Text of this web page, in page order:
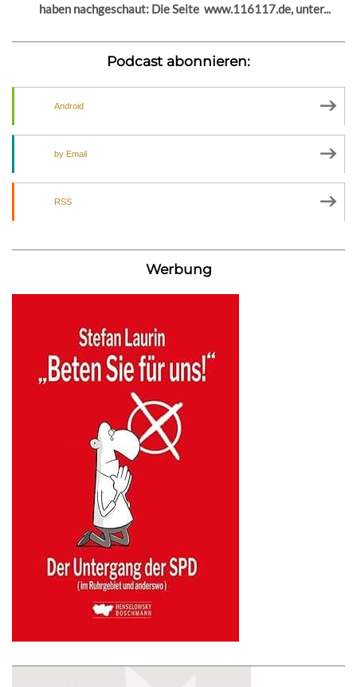
haben nachgeschaut: Die Seite www.116117.de, unter...
Podcast abonnieren:
Android
by Email
RSS
Werbung